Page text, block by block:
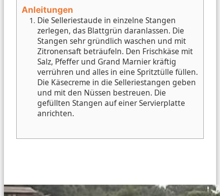
Anleitungen
Die Selleriestaude in einzelne Stangen
zerlegen, das Blattgrün daranlassen. Die
Stangen sehr gründlich waschen und mit
Zitronensaft beträufeln. Den Frischkäse mit
Salz, Pfeffer und Grand Marnier kräftig
verrühren und alles in eine Spritztülle füllen.
Die Käsecreme in die Selleriestangen geben
und mit den Nüssen bestreuen. Die
gefüllten Stangen auf einer Servierplatte
anrichten.